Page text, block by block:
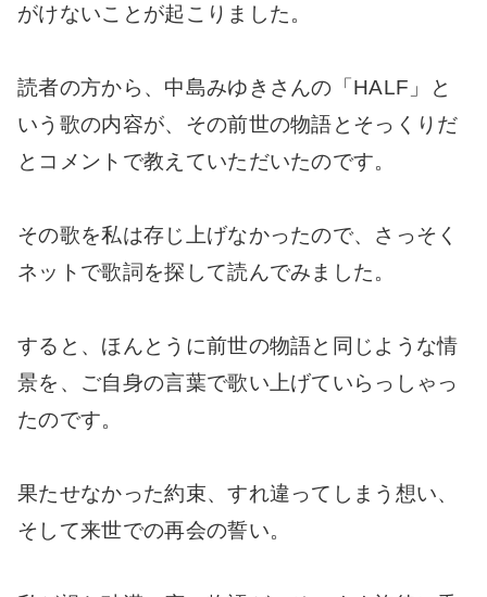
がけないことが起こりました。
読者の方から、中島みゆきさんの「HALF」と
いう歌の内容が、その前世の物語とそっくりだ
とコメントで教えていただいたのです。
その歌を私は存じ上げなかったので、さっそく
ネットで歌詞を探して読んでみました。
すると、ほんとうに前世の物語と同じような情
景を、ご自身の言葉で歌い上げていらっしゃっ
たのです。
果たせなかった約束、すれ違ってしまう想い、
そして来世での再会の誓い。